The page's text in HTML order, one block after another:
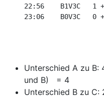
22:56    B1V3C   1
23:06    B0V3C   0
Unterschied A zu B:
und B) = 4
Unterschied B zu C: